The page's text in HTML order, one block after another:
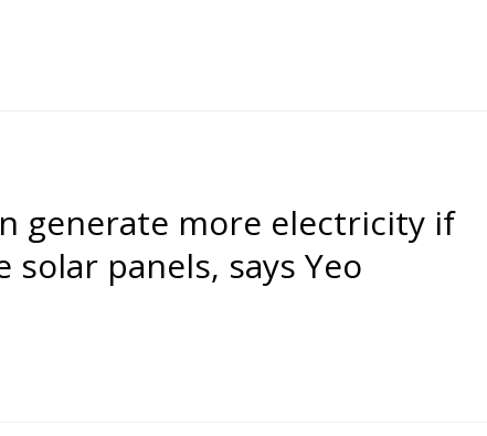
generate more electricity if
solar panels, says Yeo